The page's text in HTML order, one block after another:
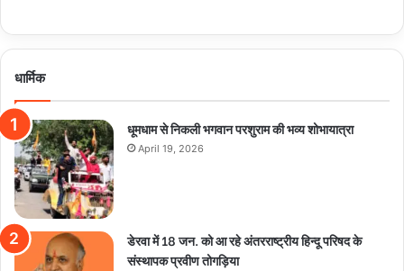
धार्मिक
धूमधाम से निकली भगवान परशुराम की भव्य शोभायात्रा
April 19, 2026
डेरवा में 18 जन. को आ रहे अंतरराष्ट्रीय हिन्दू परिषद के
संस्थापक प्रवीण तोगड़िया